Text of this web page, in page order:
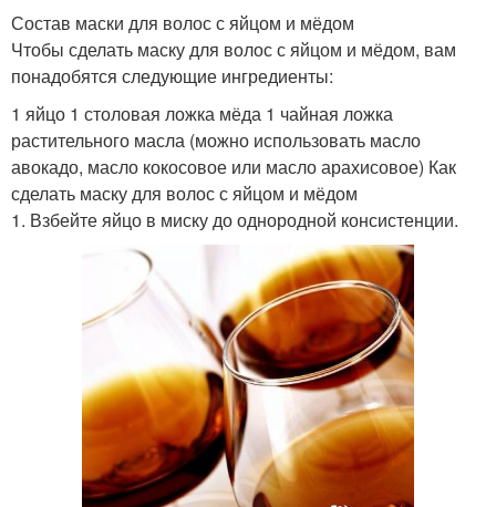
Состав маски для волос с яйцом и мёдом
Чтобы сделать маску для волос с яйцом и мёдом, вам
понадобятся следующие ингредиенты:
1 яйцо 1 столовая ложка мёда 1 чайная ложка
растительного масла (можно использовать масло
авокадо, масло кокосовое или масло арахисовое) Как
сделать маску для волос с яйцом и мёдом
1. Взбейте яйцо в миску до однородной консистенции.